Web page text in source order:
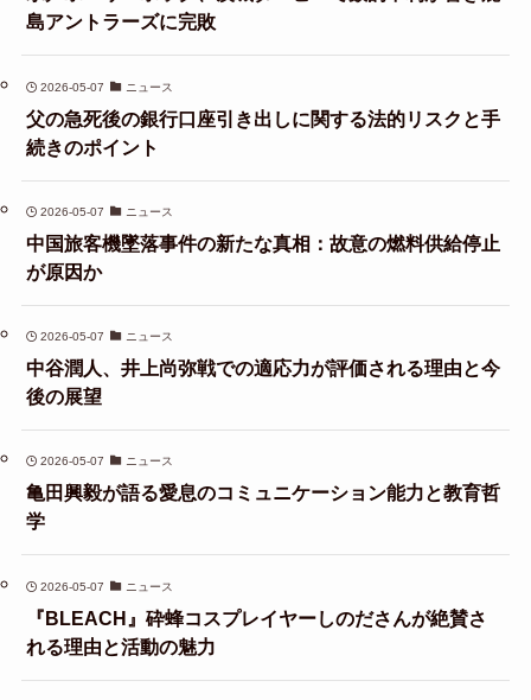
島アントラーズに完敗
2026-05-07 ニュース
父の急死後の銀行口座引き出しに関する法的リスクと手
続きのポイント
2026-05-07 ニュース
中国旅客機墜落事件の新たな真相：故意の燃料供給停止
が原因か
2026-05-07 ニュース
中谷潤人、井上尚弥戦での適応力が評価される理由と今
後の展望
2026-05-07 ニュース
亀田興毅が語る愛息のコミュニケーション能力と教育哲
学
2026-05-07 ニュース
『BLEACH』砕蜂コスプレイヤーしのださんが絶賛さ
れる理由と活動の魅力